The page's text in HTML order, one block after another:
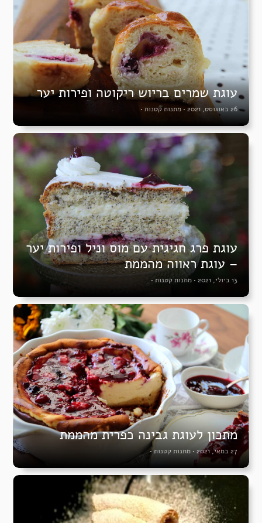
עוגת שמרים בריוש ריקוטה ופירות יער
26 באוגוסט, 2021 • מתנות קטנות •
עוגת פרג חגיגית עם מוס וניל ופירות יער
– עוגת ראווה מהממת
13 ביולי, 2021 • מתנות קטנות •
מתכון לעוגת גבינה כפרית מהממת
27 במאי, 2021 •מתנות קטנות •